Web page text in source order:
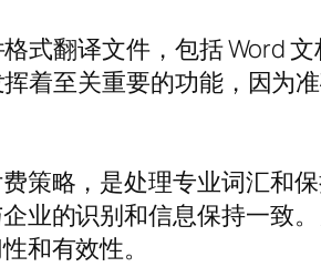
式翻译文件，包括 Word 文
着至关重要的功能，因为
策略，是处理专业词汇和
业的识别和信息保持一致
和有效性。